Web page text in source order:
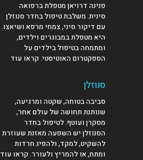
פנינה דרויאן מטפלת ברפואה
סינית. משלבת טיפול בחדר סנוזלן
עם דיקור סיני, צמחי מרפא ושיאצו.
היא מטפלת במבוגרים וילדים,
ומתמחה בטיפול בילדים על
הספקטרום האוטיסטי.קראו עוד
סנוזלן
סביבה בטוחה, שקטה ומרגיעה,
שנותנת תחושה של עולם אחר,
מסקרן ועוטף. לטיפול בחדר
הסנוזלן יש השפעה מאזנת שעוזרת
להשקיט, למקד, ולהפיג חרדות
ומתח, או להמריץ ולעורר.קראו עוד